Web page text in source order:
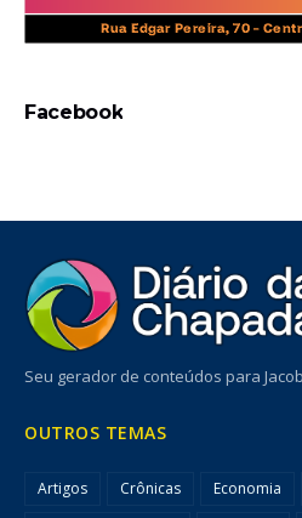
Facebook
Seu gerador de conteúdos para
OUTROS TEMAS
Artigos Crônicas Economia